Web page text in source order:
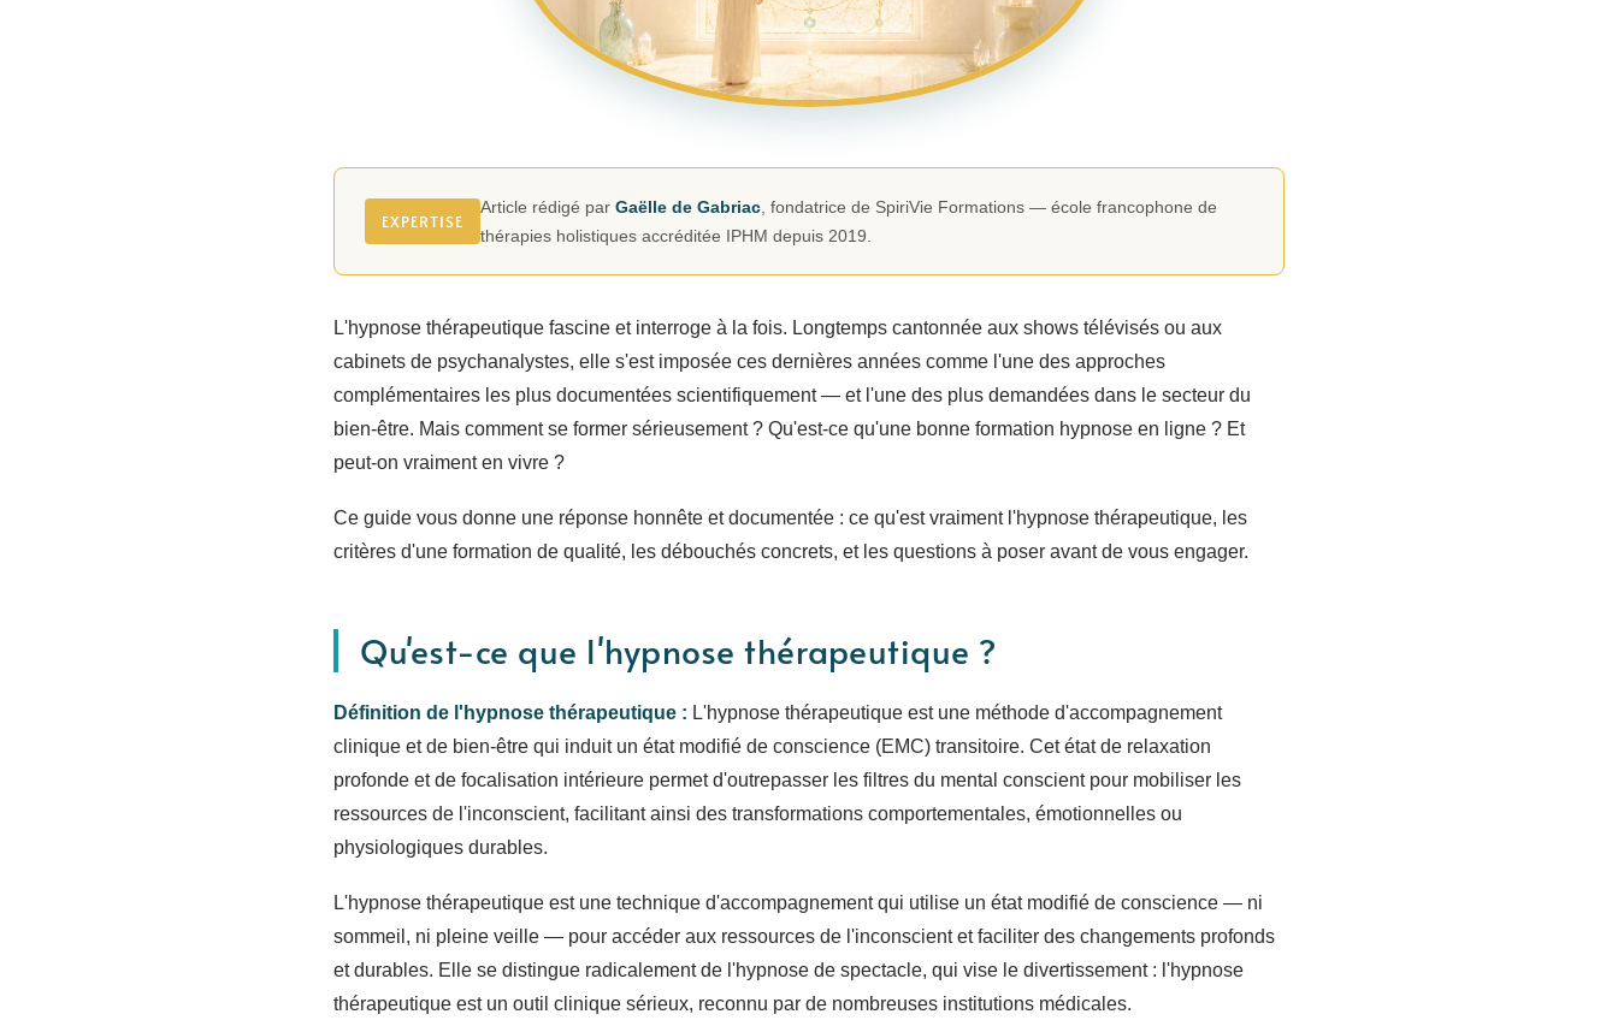
EXPERTISE
Article rédigé par Gaëlle de Gabriac , fondatrice de SpiriVie Formations — école francophone de
thérapies holistiques accréditée IPHM depuis 2019.
L'hypnose thérapeutique fascine et interroge à la fois. Longtemps cantonnée aux shows télévisés ou aux
cabinets de psychanalystes, elle s'est imposée ces dernières années comme l'une des approches
complémentaires les plus documentées scientifiquement — et l'une des plus demandées dans le secteur du
bien-être. Mais comment se former sérieusement ? Qu'est-ce qu'une bonne formation hypnose en ligne ? Et
peut-on vraiment en vivre ?
Ce guide vous donne une réponse honnête et documentée : ce qu'est vraiment l'hypnose thérapeutique, les
critères d'une formation de qualité, les débouchés concrets, et les questions à poser avant de vous engager.
Qu'est-ce que l'hypnose thérapeutique ?
Définition de l'hypnose thérapeutique : L'hypnose thérapeutique est une méthode d'accompagnement
clinique et de bien-être qui induit un état modifié de conscience (EMC) transitoire. Cet état de relaxation
profonde et de focalisation intérieure permet d'outrepasser les filtres du mental conscient pour mobiliser les
ressources de l'inconscient, facilitant ainsi des transformations comportementales, émotionnelles ou
physiologiques durables.
L'hypnose thérapeutique est une technique d'accompagnement qui utilise un état modifié de conscience — ni
sommeil, ni pleine veille — pour accéder aux ressources de l'inconscient et faciliter des changements profonds
et durables. Elle se distingue radicalement de l'hypnose de spectacle, qui vise le divertissement : l'hypnose
thérapeutique est un outil clinique sérieux, reconnu par de nombreuses institutions médicales.